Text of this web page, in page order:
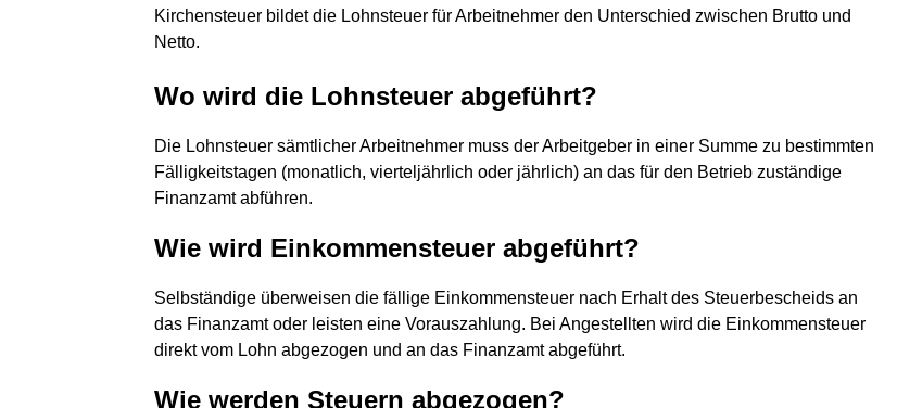
Kirchensteuer bildet die Lohnsteuer für Arbeitnehmer den Unterschied zwischen Brutto und
Netto.
Wo wird die Lohnsteuer abgeführt?
Die Lohnsteuer sämtlicher Arbeitnehmer muss der Arbeitgeber in einer Summe zu bestimmten
Fälligkeitstagen (monatlich, vierteljährlich oder jährlich) an das für den Betrieb zuständige
Finanzamt abführen.
Wie wird Einkommensteuer abgeführt?
Selbständige überweisen die fällige Einkommensteuer nach Erhalt des Steuerbescheids an
das Finanzamt oder leisten eine Vorauszahlung. Bei Angestellten wird die Einkommensteuer
direkt vom Lohn abgezogen und an das Finanzamt abgeführt.
Wie werden Steuern abgezogen?